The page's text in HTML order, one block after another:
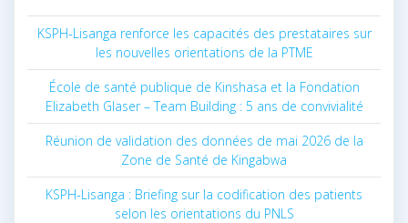
KSPH-Lisanga renforce les capacités des prestataires sur
les nouvelles orientations de la PTME
École de santé publique de Kinshasa et la Fondation
Elizabeth Glaser – Team Building : 5 ans de convivialité
Réunion de validation des données de mai 2026 de la
Zone de Santé de Kingabwa
KSPH-Lisanga : Briefing sur la codification des patients
selon les orientations du PNLS